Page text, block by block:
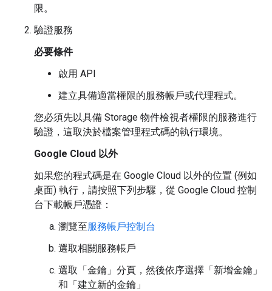
限。
驗證服務
必要條件
啟用 API
建立具備適當權限的服務帳戶或代理程式。
您必須先以具備 Storage 物件檢視者權限的服務進行
驗證，這取決於檔案管理程式碼的執行環境。
Google Cloud 以外
如果您的程式碼是在 Google Cloud 以外的位置 (例如
桌面) 執行，請按照下列步驟，從 Google Cloud 控制
台下載帳戶憑證：
瀏覽至服務帳戶控制台
選取相關服務帳戶
選取「金鑰」 分頁，然後依序選擇「新增金鑰」
和「建立新的金鑰」